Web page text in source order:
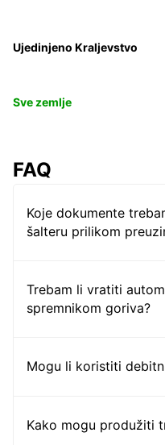
Ujedinjeno Kraljevstvo
Sve zemlje
FAQ
Koje dokumente
šalteru prilikom
Trebam li vratiti
spremnikom goriva?
Mogu li koristiti
Kako mogu produžiti